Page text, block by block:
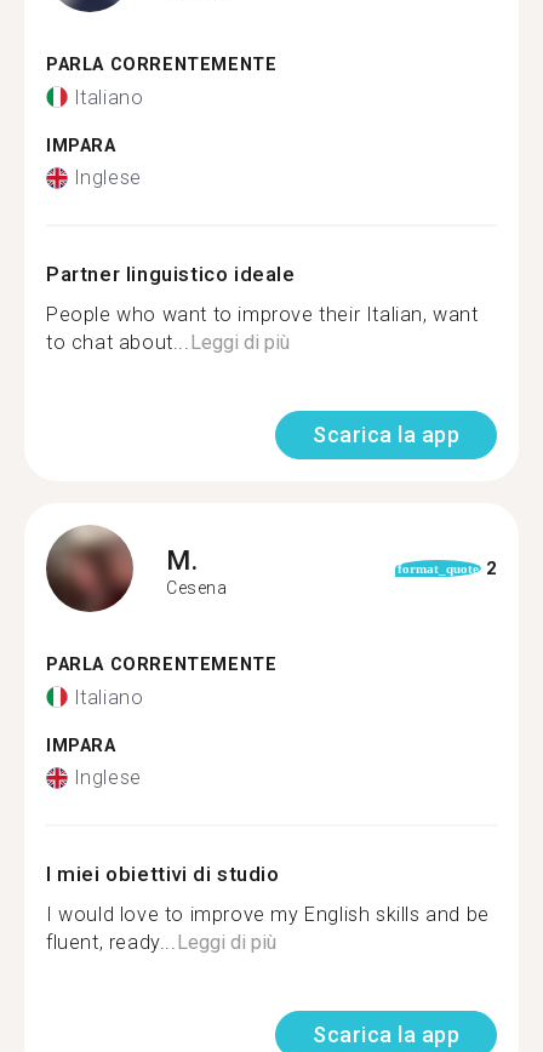
PARLA CORRENTEMENTE
Italiano
IMPARA
Inglese
Partner linguistico ideale
People who want to improve their Italian, want
to chat about...Leggi di più
Scarica la app
M.
Cesena
format_quote 2
PARLA CORRENTEMENTE
Italiano
IMPARA
Inglese
I miei obiettivi di studio
I would love to improve my English skills and be
fluent, ready...Leggi di più
Scarica la app